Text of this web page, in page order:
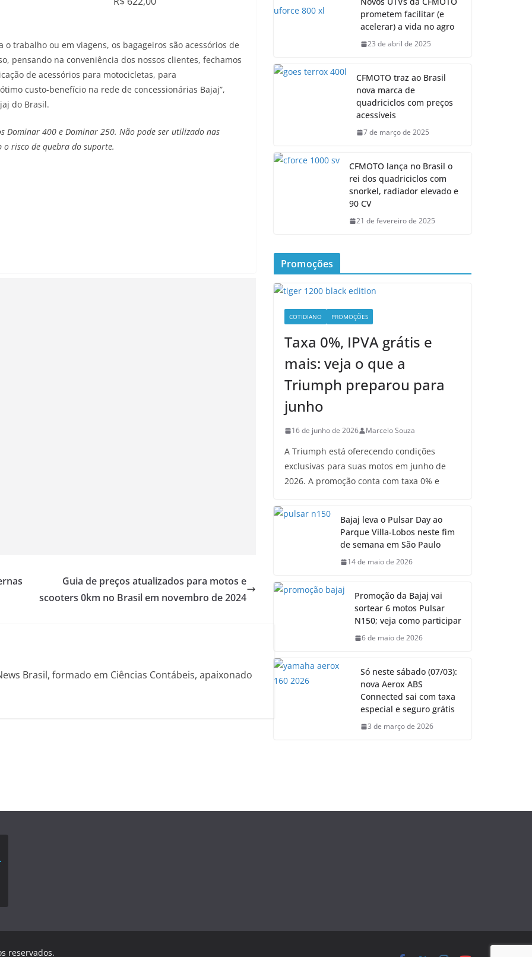
trabalho ou em viagens, os bagageiros são acessórios de
pensando na conveniência dos nossos clientes, fechamos
de acessórios para motocicletas, para
custo-benefício na rede de concessionárias Bajaj”,
do Brasil.
Dominar 400 e Dominar 250. Não pode ser utilizado nas
risco de quebra do suporte.
Guia de preços atualizados para motos e
scooters 0km no Brasil em novembro de 2024
Brasil, formado em Ciências Contábeis, apaixonado
prometem facilitar (e
acelerar) a vida no agro
23 de abril de 2025
CFMOTO traz ao Brasil
nova marca de
quadriciclos com preços
acessíveis
7 de março de 2025
CFMOTO lança no Brasil o
rei dos quadriciclos com
snorkel, radiador elevado e
90 CV
21 de fevereiro de 2025
Promoções
COTIDIANO PROMOÇÕES
Taxa 0%, IPVA grátis e
mais: veja o que a
Triumph preparou para
junho
16 de junho de 2026 Marcelo Souza
A Triumph está oferecendo condições
exclusivas para suas motos em junho de
2026. A promoção conta com taxa 0% e
Bajaj leva o Pulsar Day ao
Parque Villa-Lobos neste fim
de semana em São Paulo
14 de maio de 2026
Promoção da Bajaj vai
sortear 6 motos Pulsar
N150; veja como participar
6 de maio de 2026
Só neste sábado (07/03):
nova Aerox ABS
Connected sai com taxa
especial e seguro grátis
3 de março de 2026
reservados.